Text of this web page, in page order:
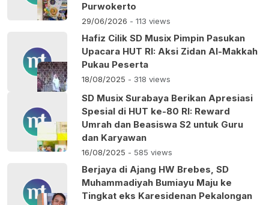
Purwokerto
29/06/2026 - 113 views
Hafiz Cilik SD Musix Pimpin Pasukan
Upacara HUT RI: Aksi Zidan Al-Makkah
Pukau Peserta
18/08/2025 - 318 views
SD Musix Surabaya Berikan Apresiasi
Spesial di HUT ke-80 RI: Reward
Umrah dan Beasiswa S2 untuk Guru
dan Karyawan
16/08/2025 - 585 views
Berjaya di Ajang HW Brebes, SD
Muhammadiyah Bumiayu Maju ke
Tingkat eks Karesidenan Pekalongan